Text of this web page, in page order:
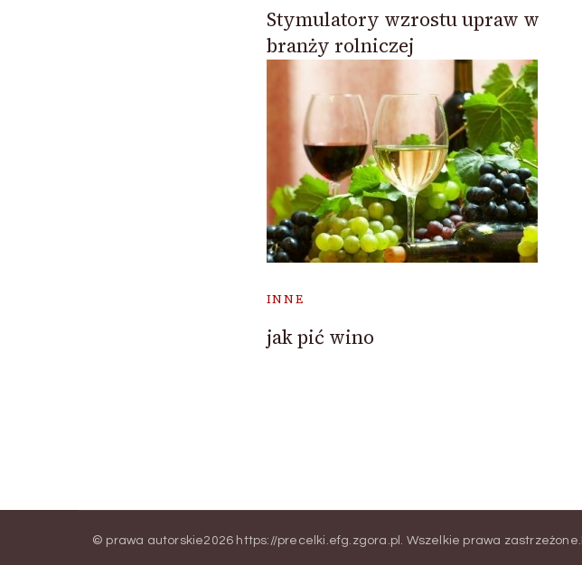
Stymulatory wzrostu upraw w
branży rolniczej
INNE
jak pić wino
© prawa autorskie2026 https://precelki.efg.zgora.pl . Wszelkie prawa zastrzeżone.